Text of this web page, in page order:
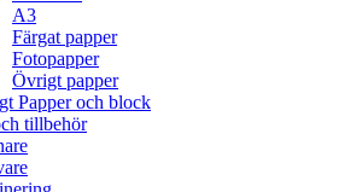
A3
Färgat papper
Fotopapper
Övrigt papper
Papper och block
tillbehör